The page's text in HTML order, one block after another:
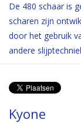
De 480 schaar is
scharen zijn
door het gebruik
andere
Kyone